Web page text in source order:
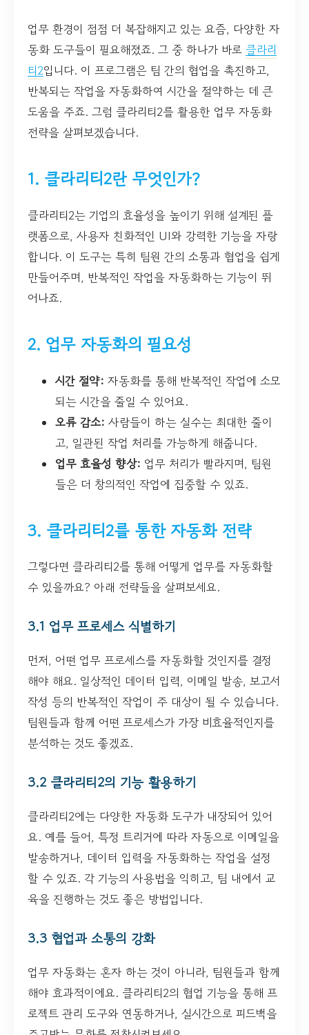
업무 환경이 점점 더 복잡해지고 있는 요즘, 다양한 자
동화 도구들이 필요해졌죠. 그 중 하나가 바로 클라리
티2입니다. 이 프로그램은 팀 간의 협업을 촉진하고,
반복되는 작업을 자동화하여 시간을 절약하는 데 큰
도움을 주죠. 그럼 클라리티2를 활용한 업무 자동화
전략을 살펴보겠습니다.
1. 클라리티2란 무엇인가?
클라리티2는 기업의 효율성을 높이기 위해 설계된 플
랫폼으로, 사용자 친화적인 UI와 강력한 기능을 자랑
합니다. 이 도구는 특히 팀원 간의 소통과 협업을 쉽게
만들어주며, 반복적인 작업을 자동화하는 기능이 뛰
어나죠.
2. 업무 자동화의 필요성
시간 절약: 자동화를 통해 반복적인 작업에 소모
되는 시간을 줄일 수 있어요.
오류 감소: 사람들이 하는 실수는 최대한 줄이
고, 일관된 작업 처리를 가능하게 해줍니다.
업무 효율성 향상: 업무 처리가 빨라지며, 팀원
들은 더 창의적인 작업에 집중할 수 있죠.
3. 클라리티2를 통한 자동화 전략
그렇다면 클라리티2를 통해 어떻게 업무를 자동화할
수 있을까요? 아래 전략들을 살펴보세요.
3.1 업무 프로세스 식별하기
먼저, 어떤 업무 프로세스를 자동화할 것인지를 결정
해야 해요. 일상적인 데이터 입력, 이메일 발송, 보고서
작성 등의 반복적인 작업이 주 대상이 될 수 있습니다.
팀원들과 함께 어떤 프로세스가 가장 비효율적인지를
분석하는 것도 좋겠죠.
3.2 클라리티2의 기능 활용하기
클라리티2에는 다양한 자동화 도구가 내장되어 있어
요. 예를 들어, 특정 트리거에 따라 자동으로 이메일을
발송하거나, 데이터 입력을 자동화하는 작업을 설정
할 수 있죠. 각 기능의 사용법을 익히고, 팀 내에서 교
육을 진행하는 것도 좋은 방법입니다.
3.3 협업과 소통의 강화
업무 자동화는 혼자 하는 것이 아니라, 팀원들과 함께
해야 효과적이에요. 클라리티2의 협업 기능을 통해 프
로젝트 관리 도구와 연동하거나, 실시간으로 피드백을